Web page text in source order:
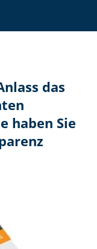
das
haben Sie